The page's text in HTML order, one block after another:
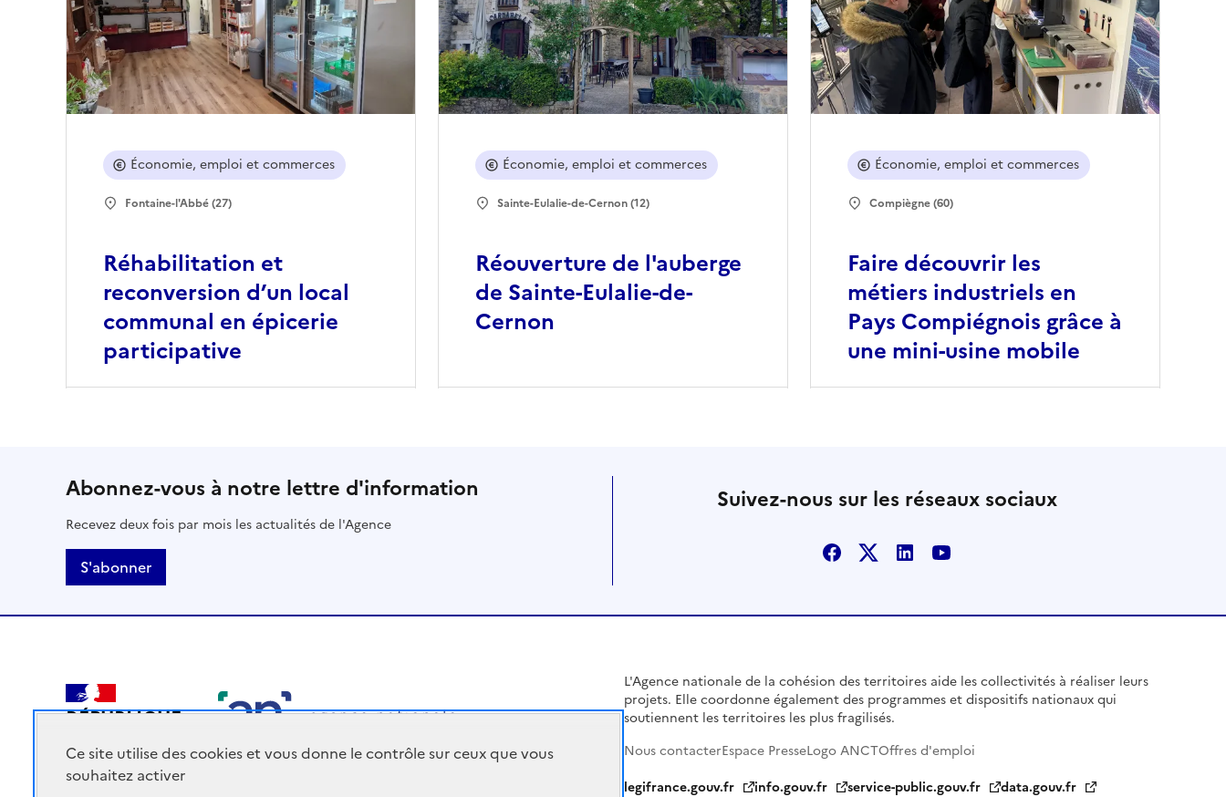
Ce site utilise des cookies et vous donne le contrôle sur ceux que vous
souhaitez activer
Réhabilitation et
reconversion d’un local
communal en épicerie
participative
Économie, emploi et commerces
Fontaine-l'Abbé (27)
Réouverture de l'auberge
de Sainte-Eulalie-de-
Cernon
Économie, emploi et commerces
Sainte-Eulalie-de-Cernon (12)
Faire découvrir les
métiers industriels en
Pays Compiégnois grâce à
une mini-usine mobile
Économie, emploi et commerces
Compiègne (60)
Abonnez-vous à notre lettre d'information
Recevez deux fois par mois les actualités de l'Agence
S'abonner
Suivez-nous sur les réseaux sociaux
Facebook
X LinkedinYoutube
RÉPUBLIQUE
L'Agence nationale de la cohésion des territoires aide les collectivités à réaliser leurs
projets. Elle coordonne également des programmes et dispositifs nationaux qui
soutiennent les territoires les plus fragilisés.
Nous contacterEspace PresseLogo ANCTOffres d'emploi
legifrance.gouv.fr
info.gouv.fr service-public.gouv.fr data.gouv.fr